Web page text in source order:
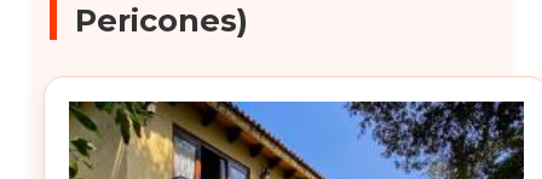
Pericones)